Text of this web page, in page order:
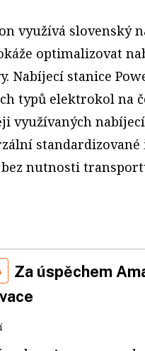
využívá slovenský
optimalizovat
Nabíjecí stanice
typů elektrokol na
využívaných
standardizované
nutnosti
Za úspěchem